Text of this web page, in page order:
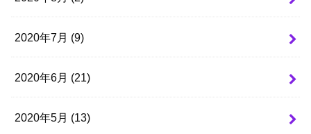
2020年7月 (9)
2020年6月 (21)
2020年5月 (13)